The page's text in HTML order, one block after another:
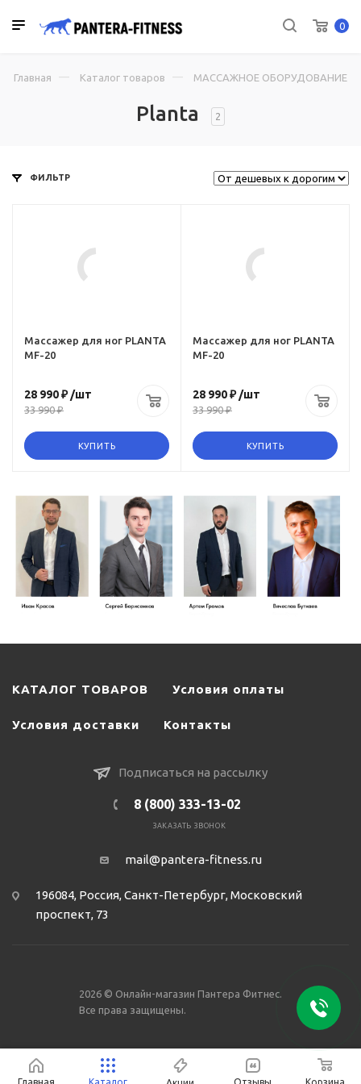
0
Planta 2
Главная Каталог товаров МАССАЖНОЕ ОБОРУДОВАНИЕ
ФИЛЬТР
Массажер для ног PLANTA
MF-20
28 990 ₽/шт
33 990 ₽
КУПИТЬ
Массажер для ног PLANTA
MF-20
28 990 ₽/шт
33 990 ₽
КУПИТЬ
КАТАЛОГ ТОВАРОВ Условия оплаты
Условия доставки Контакты
Подписаться на рассылку
8 (800) 333-13-02
ЗАКАЗАТЬ ЗВОНОК
mail@pantera-fitness.ru
196084, Россия, Санкт-Петербург, Московский
проспект, 73
2026 © Онлайн-магазин Пантера Фитнес.
Все права защищены.